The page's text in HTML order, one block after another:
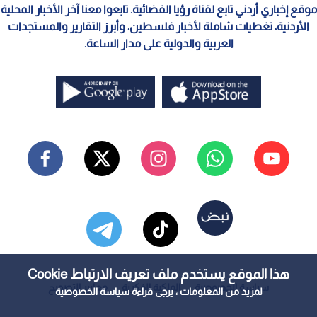
هذا الموقع يستخدم ملف تعريف الارتباط Cookie
لمزيد من المعلومات ، يرجى قراءةسياسة الخصوصية
موقع إخباري أردني تابع لقناة رؤيا الفضائية. تابعوا معنا آخر الأخبار المحلية
الأردنية، تغطيات شاملة لأخبار فلسطين، وأبرز التقارير والمستجدات
العربية والدولية على مدار الساعة.
سياسة الخصوصية الملكية الفكرية معايير التصحيح